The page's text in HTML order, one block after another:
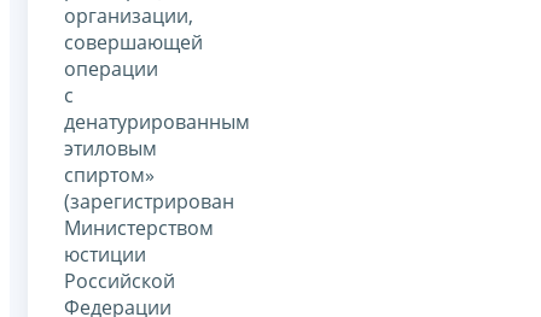
организации,
совершающей
операции
с
денатурированным
этиловым
спиртом»
(зарегистрирован
Министерством
юстиции
Российской
Федерации